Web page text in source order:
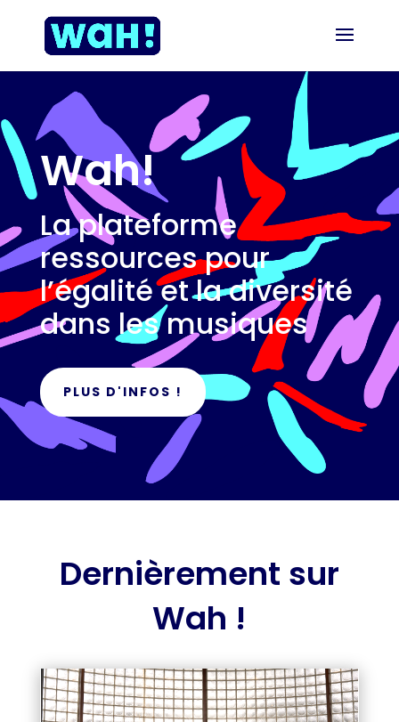
Wah!
La plateforme
ressources pour
l’égalité et la diversité
dans les musiques
PLUS D'INFOS !
Dernièrement sur
Wah !